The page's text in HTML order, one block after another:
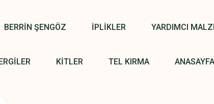
BERRİN ŞENGÖZ İPLİKLER YARDIMCI
KİTLER TEL KIRMA ANASAYFA